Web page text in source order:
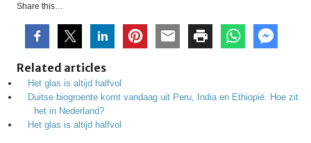
Share this…
Related articles
Het glas is altijd halfvol
Duitse biogroente komt vandaag uit Peru, India en Ethiopië. Hoe zit
het in Nederland?
Het glas is altijd halfvol